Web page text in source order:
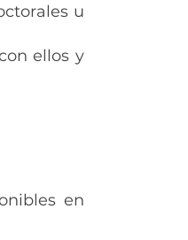
u
ellos y
en